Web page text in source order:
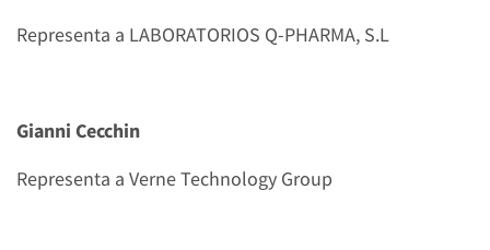
Representa a LABORATORIOS Q-PHARMA, S.L
Gianni Cecchin
Representa a Verne Technology Group